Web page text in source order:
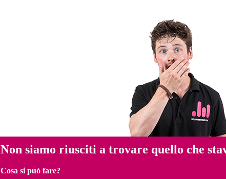
Non siamo riusciti a trovare quello che
Cosa si può fare?